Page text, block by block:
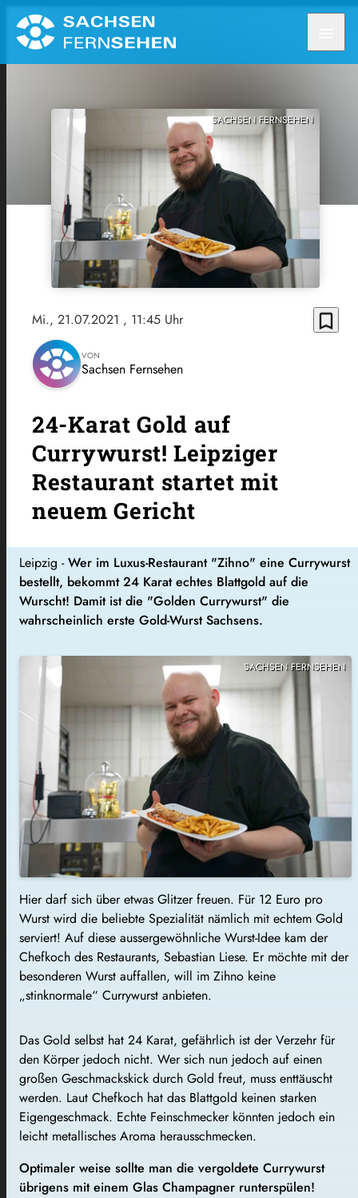
SACHSEN FERNSEHEN
Mi., 21.07.2021 , 11:45 Uhr bookmark_border
VON
Sachsen Fernsehen
24-Karat Gold auf
Currywurst! Leipziger
Restaurant startet mit
neuem Gericht
Leipzig -Wer im Luxus-Restaurant "Zihno" eine Currywurst
bestellt, bekommt24 Karat echtes Blattgold auf die
Wurscht! Damit ist die "Golden Currywurst" die
wahrscheinlich erste Gold-Wurst Sachsens.
SACHSEN FERNSEHEN
Hier darf sich über etwas Glitzer freuen. Für 12 Euro pro
Wurst wird die beliebte Spezialität nämlich mit echtem Gold
serviert! Auf diese aussergewöhnliche Wurst-Idee kam der
Chefkoch des Restaurants, Sebastian Liese. Er möchte mit der
besonderen Wurst auffallen, will im Zihno keine
„stinknormale“ Currywurst anbieten.
Das Gold selbst hat 24 Karat, gefährlich ist der Verzehr für
den Körper jedoch nicht. Wer sich nun jedoch auf einen
großen Geschmackskick durch Gold freut, muss enttäuscht
werden. Laut Chefkoch hat das Blattgold keinen starken
Eigengeschmack. Echte Feinschmecker könnten jedoch ein
leicht metallisches Aroma herausschmecken.
Optimaler weise sollte man die vergoldete Currywurst
übrigens mit einem Glas Champagner runterspülen!